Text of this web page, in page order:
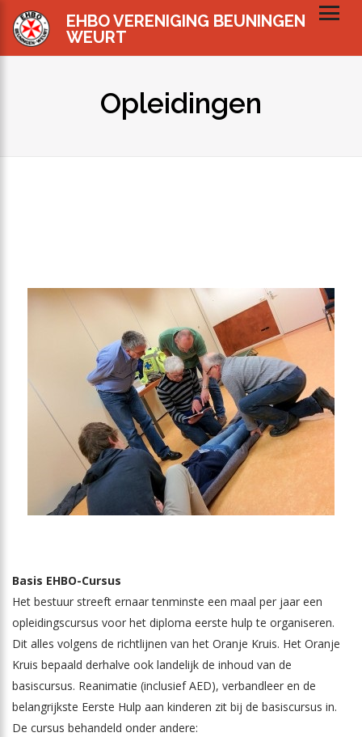
EHBO VERENIGING BEUNINGEN
WEURT
Opleidingen
Basis EHBO-Cursus
Het bestuur streeft ernaar tenminste een maal per jaar een
opleidingscursus voor het diploma eerste hulp te organiseren.
Dit alles volgens de richtlijnen van het Oranje Kruis. Het Oranje
Kruis bepaald derhalve ook landelijk de inhoud van de
basiscursus. Reanimatie (inclusief AED), verbandleer en de
belangrijkste Eerste Hulp aan kinderen zit bij de basiscursus in.
De cursus behandeld onder andere: